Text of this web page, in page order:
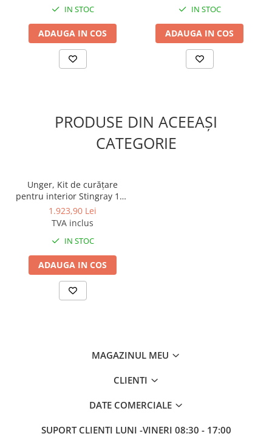
IN STOC
ADAUGA IN COS
IN STOC
ADAUGA IN COS
PRODUSE DIN ACEEAȘI
CATEGORIE
Unger, Kit de curățare
pentru interior Stingray 100
OS
1.923,90 Lei
TVA inclus
IN STOC
ADAUGA IN COS
MAGAZINUL MEU
CLIENTI
DATE COMERCIALE
SUPORT CLIENTI LUNI -VINERI 08:30 - 17:00